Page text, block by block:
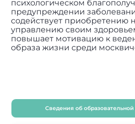
психологическом
предупреждении
содействует приобретению
управлению своим
повышает мотивацию к
образа жизни среди
Сведения об